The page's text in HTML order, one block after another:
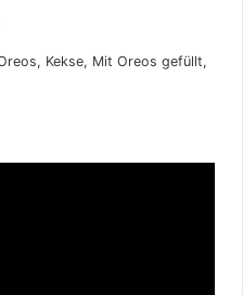
Kekse, Mit Oreos gefüllt,